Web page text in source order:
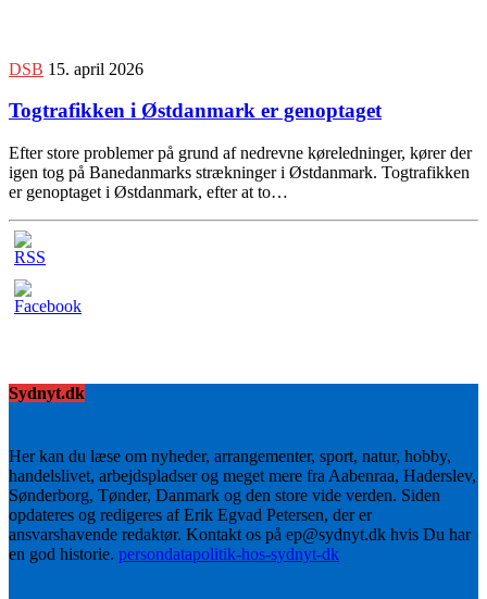
DSB 15. april 2026
Togtrafikken i Østdanmark er genoptaget
Efter store problemer på grund af nedrevne køreledninger, kører der
igen tog på Banedanmarks strækninger i Østdanmark. Togtrafikken
er genoptaget i Østdanmark, efter at to…
Sydnyt.dk
Her kan du læse om nyheder, arrangementer, sport, natur, hobby,
handelslivet, arbejdspladser og meget mere fra Aabenraa, Haderslev,
Sønderborg, Tønder, Danmark og den store vide verden. Siden
opdateres og redigeres af Erik Egvad Petersen, der er
ansvarshavende redaktør. Kontakt os på ep@sydnyt.dk hvis Du har
en god historie. persondatapolitik-hos-sydnyt-dk